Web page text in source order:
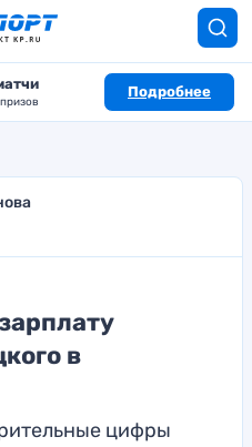
Подробнее
в
цифры